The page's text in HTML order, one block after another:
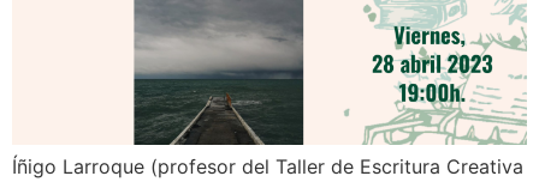
Íñigo Larroque (profesor del Taller de Escritura Creativa